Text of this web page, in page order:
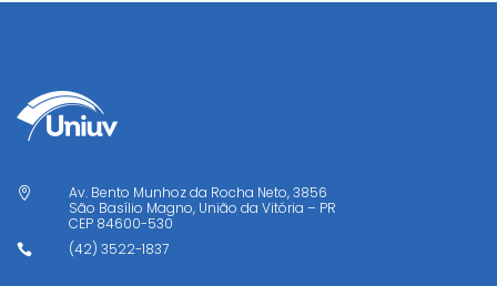

Av. Bento Munhoz da Rocha Neto, 3856
São Basílio Magno, União da Vitória – PR
CEP 84600-530
 (42) 3522-1837